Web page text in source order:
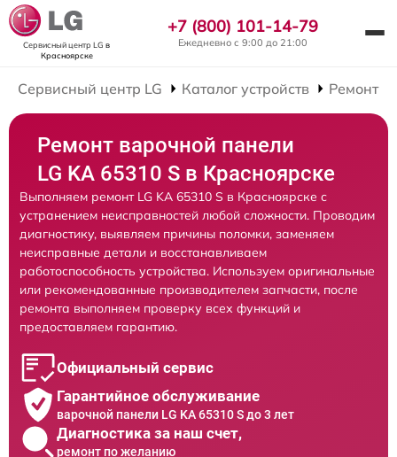
Сервисный центр LG в
Красноярске
+7 (800) 101-14-79
Ежедневно с 9:00 до 21:00
Сервисный центр LG Каталог устройств Ремонт
Ремонт варочной панели
LG KA 65310 S в Красноярске
Выполняем ремонт LG KA 65310 S в Красноярске с
устранением неисправностей любой сложности. Проводим
диагностику, выявляем причины поломки, заменяем
неисправные детали и восстанавливаем
работоспособность устройства. Используем оригинальные
или рекомендованные производителем запчасти, после
ремонта выполняем проверку всех функций и
предоставляем гарантию.
Официальный сервис
Гарантийное обслуживание
варочной панели LG KA 65310 S до 3 лет
Диагностика за наш счет,
ремонт по желанию